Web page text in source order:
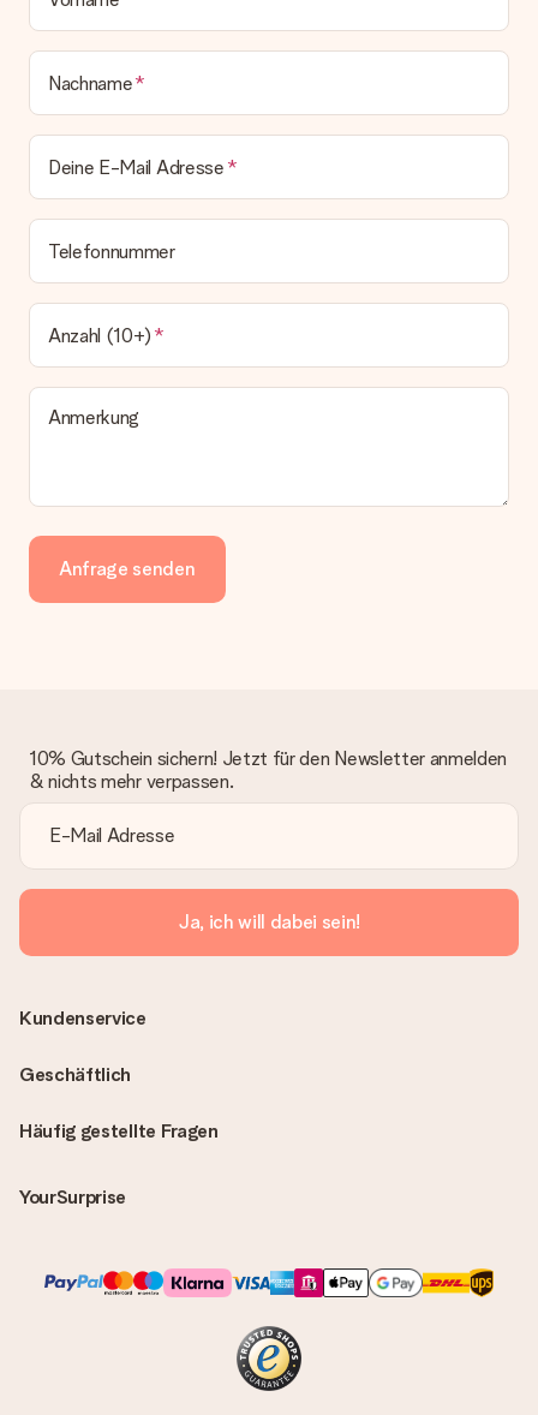
Nachname
Deine E-Mail Adresse
Telefonnummer
Anzahl (10+)
Anmerkung
Anfrage senden
10% Gutschein sichern! Jetzt für den Newsletter anmelden
& nichts mehr verpassen.
Ja, ich will dabei sein!
Häufig gestellte Fragen
YourSurprise
Kundenservice
Geschäftlich